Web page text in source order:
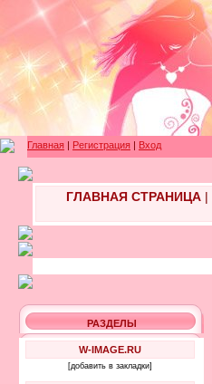
Главная | Регистрация | Вход
ГЛАВНАЯ СТРАНИЦА|
РАЗДЕЛЫ
W-IMAGE.RU
[добавить в закладки]